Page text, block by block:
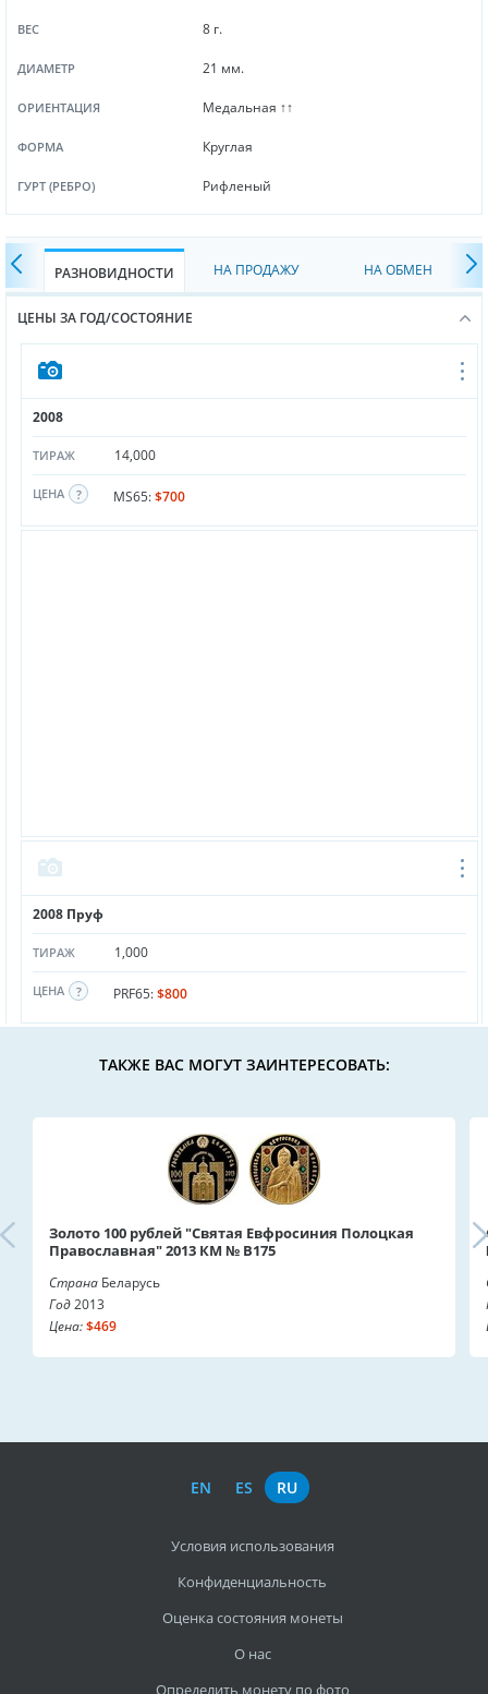
ВЕС 8 г.
ДИАМЕТР 21 мм.
ОРИЕНТАЦИЯ Медальная ↑↑
ФОРМА Круглая
ГУРТ (РЕБРО) Рифленый
РАЗНОВИДНОСТИ НА ПРОДАЖУ НА ОБМЕН
ЦЕНЫ ЗА ГОД/СОСТОЯНИЕ
2008
ТИРАЖ 14,000
ЦЕНА MS65:$700
2008 Пруф
ТИРАЖ 1,000
ЦЕНА PRF65:$800
ТАКЖЕ ВАС МОГУТ ЗАИНТЕРЕСОВАТЬ:
Золото 100 рублей "Святая Евфросиния Полоцкая
Православная" 2013 КМ № В175
Страна Беларусь
Год2013
Цена:$469
EN ES RU
Условия использования
Конфиденциальность
Оценка состояния монеты
О нас
Определить монету по фото